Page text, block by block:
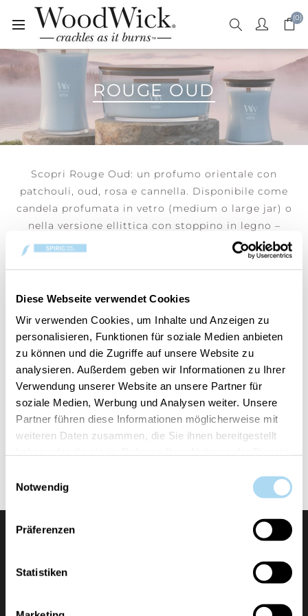
Diese Webseite verwendet Cookies
Wir verwenden Cookies, um Inhalte und Anzeigen zu
personalisieren, Funktionen für soziale Medien anbieten
zu können und die Zugriffe auf unsere Website zu
analysieren. Außerdem geben wir Informationen zu Ihrer
Verwendung unserer Website an unsere Partner für
soziale Medien, Werbung und Analysen weiter. Unsere
Partner führen diese Informationen möglicherweise mit
weiteren Daten zusammen, die Sie ihnen bereitgestellt
Notwendig
Präferenzen
Statistiken
(0)
ROUGE OUD
Scopri Rouge Oud: un profumo orientale con
patchouli, oud, rosa e cannella. Disponibile come
candela profumata in vetro (medium o large jar) o
nella versione ellittica con stoppino in legno –
perfetta per creare un’atmosfera calda e sofisticata.
50%